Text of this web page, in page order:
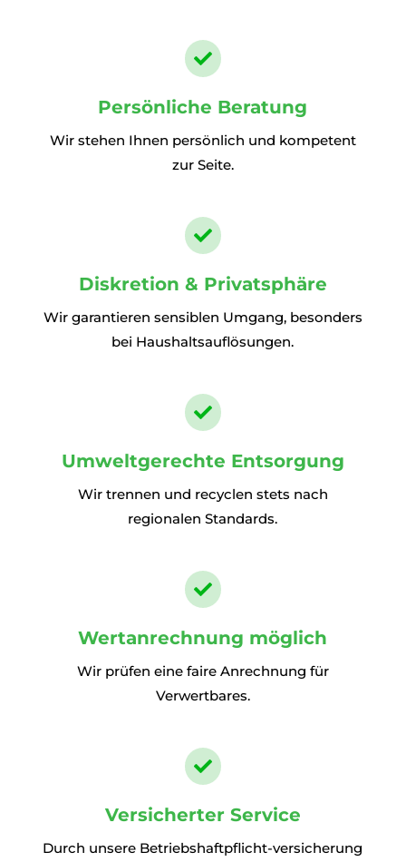

Persönliche Beratung
Wir stehen Ihnen persönlich und kompetent
zur Seite.

Diskretion & Privatsphäre
Wir garantieren sensiblen Umgang, besonders
bei Haushaltsauflösungen.

Umweltgerechte Entsorgung
Wir trennen und recyclen stets nach
regionalen Standards.

Wertanrechnung möglich
Wir prüfen eine faire Anrechnung für
Verwertbares.

Versicherter Service
Durch unsere Betriebshaftpflicht-versicherung